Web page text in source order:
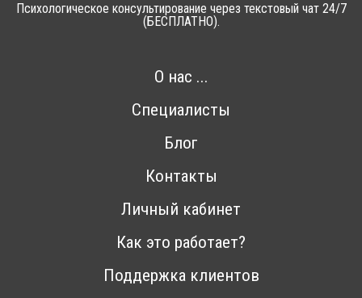
Психологическое консультирование через текстовый чат 24/7
(БЕСПЛАТНО).
О нас ...
Специалисты
Блог
Контакты
Личный кабинет
Как это работает?
Поддержка клиентов